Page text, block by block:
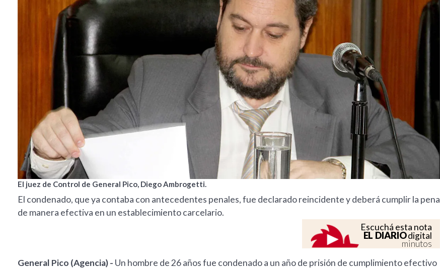
El juez de Control de General Pico, Diego Ambrogetti.
El condenado, que ya contaba con antecedentes penales, fue declarado reincidente y deberá cumplir la pena
de manera efectiva en un establecimiento carcelario.
Escuchá esta nota
EL DIARIOdigital
minutos
General Pico (Agencia) - Un hombre de 26 años fue condenado a un año de prisión de cumplimiento efectivo